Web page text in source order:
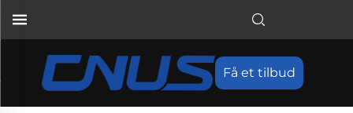
Få et tilbud